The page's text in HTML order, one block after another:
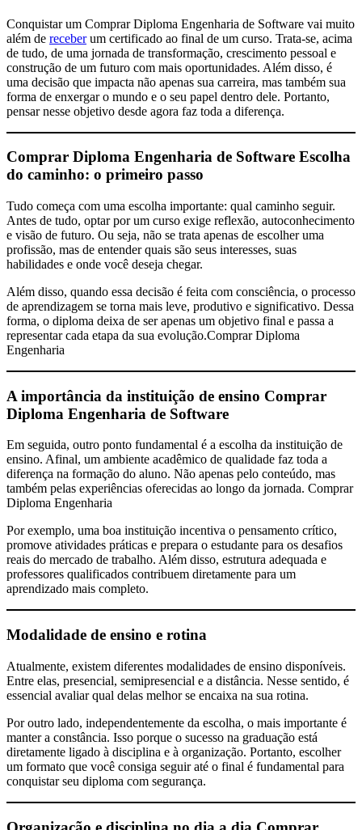
Conquistar um Comprar Diploma Engenharia de Software vai muito
além de receberum certificado ao final de um curso. Trata-se, acima
de tudo, de uma jornada de transformação, crescimento pessoal e
construção de um futuro com mais oportunidades. Além disso, é
uma decisão que impacta não apenas sua carreira, mas também sua
forma de enxergar o mundo e o seu papel dentro dele. Portanto,
pensar nesse objetivo desde agora faz toda a diferença.
Comprar Diploma Engenharia de Software Escolha
do caminho: o primeiro passo
Tudo começa com uma escolha importante: qual caminho seguir.
Antes de tudo, optar por um curso exige reflexão, autoconhecimento
e visão de futuro. Ou seja, não se trata apenas de escolher uma
profissão, mas de entender quais são seus interesses, suas
habilidades e onde você deseja chegar.
Além disso, quando essa decisão é feita com consciência, o processo
de aprendizagem se torna mais leve, produtivo e significativo. Dessa
forma, o diploma deixa de ser apenas um objetivo final e passa a
representar cada etapa da sua evolução.Comprar Diploma
Engenharia
A importância da instituição de ensino Comprar
Diploma Engenharia de Software
Em seguida, outro ponto fundamental é a escolha da instituição de
ensino. Afinal, um ambiente acadêmico de qualidade faz toda a
diferença na formação do aluno. Não apenas pelo conteúdo, mas
também pelas experiências oferecidas ao longo da jornada. Comprar
Diploma Engenharia
Por exemplo, uma boa instituição incentiva o pensamento crítico,
promove atividades práticas e prepara o estudante para os desafios
reais do mercado de trabalho. Além disso, estrutura adequada e
professores qualificados contribuem diretamente para um
aprendizado mais completo.
Modalidade de ensino e rotina
Atualmente, existem diferentes modalidades de ensino disponíveis.
Entre elas, presencial, semipresencial e a distância. Nesse sentido, é
essencial avaliar qual delas melhor se encaixa na sua rotina.
Por outro lado, independentemente da escolha, o mais importante é
manter a constância. Isso porque o sucesso na graduação está
diretamente ligado à disciplina e à organização. Portanto, escolher
um formato que você consiga seguir até o final é fundamental para
conquistar seu diploma com segurança.